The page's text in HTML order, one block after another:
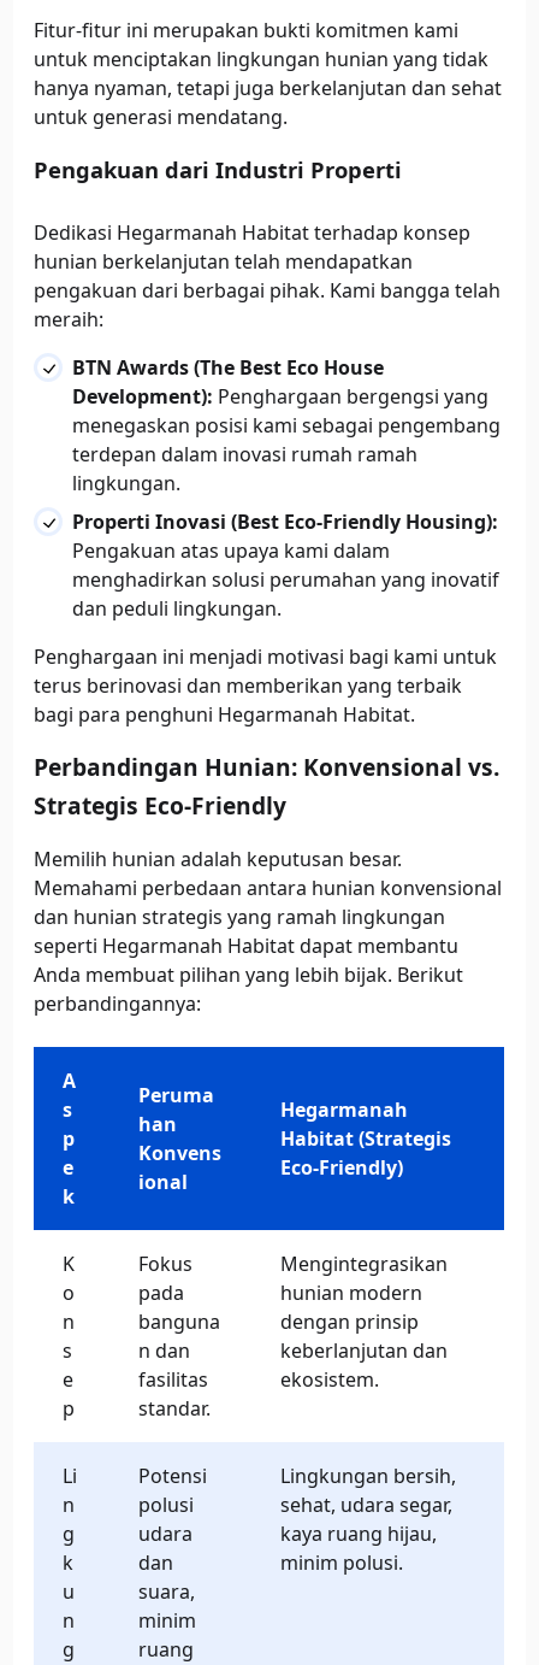
Fitur-fitur ini merupakan bukti komitmen kami
untuk menciptakan lingkungan hunian yang tidak
hanya nyaman, tetapi juga berkelanjutan dan sehat
untuk generasi mendatang.
Pengakuan dari Industri Properti
Dedikasi Hegarmanah Habitat terhadap konsep
hunian berkelanjutan telah mendapatkan
pengakuan dari berbagai pihak. Kami bangga telah
meraih:
BTN Awards (The Best Eco House
Development): Penghargaan bergengsi yang
menegaskan posisi kami sebagai pengembang
terdepan dalam inovasi rumah ramah
lingkungan.
Properti Inovasi (Best Eco-Friendly Housing):
Pengakuan atas upaya kami dalam
menghadirkan solusi perumahan yang inovatif
dan peduli lingkungan.
Penghargaan ini menjadi motivasi bagi kami untuk
terus berinovasi dan memberikan yang terbaik
bagi para penghuni Hegarmanah Habitat.
Perbandingan Hunian: Konvensional vs.
Strategis Eco-Friendly
Memilih hunian adalah keputusan besar.
Memahami perbedaan antara hunian konvensional
dan hunian strategis yang ramah lingkungan
seperti Hegarmanah Habitat dapat membantu
Anda membuat pilihan yang lebih bijak. Berikut
perbandingannya:
A
s
p
e
k
Peruma
han
Konvens
ional
Hegarmanah
Habitat (Strategis
Eco-Friendly)
K
o
n
s
e
p
Fokus
pada
banguna
n dan
fasilitas
standar.
Mengintegrasikan
hunian modern
dengan prinsip
keberlanjutan dan
ekosistem.
Li
n
g
k
u
n
g
Potensi
polusi
udara
dan
suara,
minim
ruang
Lingkungan bersih,
sehat, udara segar,
kaya ruang hijau,
minim polusi.